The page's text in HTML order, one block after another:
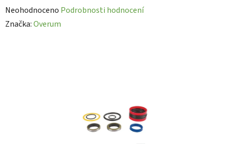
Průměrné
hodnocení
Neohodnoceno Podrobnosti hodnocení
Značka:Overum